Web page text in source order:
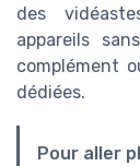
des
appareils
complément
dédiées.
Pour aller